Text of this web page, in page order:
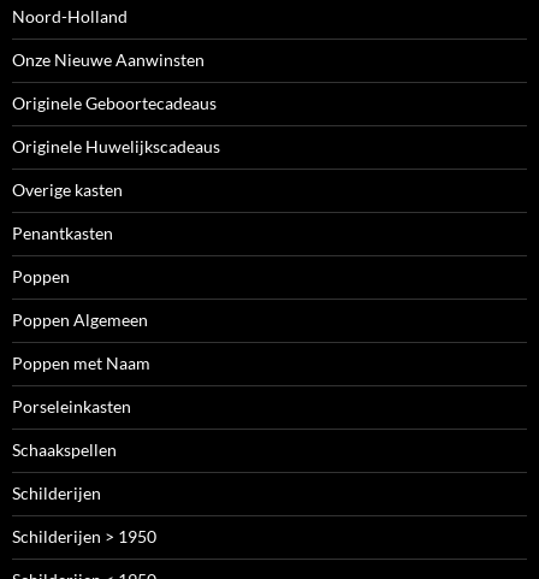
Noord-Holland
Onze Nieuwe Aanwinsten
Originele Geboortecadeaus
Originele Huwelijkscadeaus
Overige kasten
Penantkasten
Poppen
Poppen Algemeen
Poppen met Naam
Porseleinkasten
Schaakspellen
Schilderijen
Schilderijen > 1950